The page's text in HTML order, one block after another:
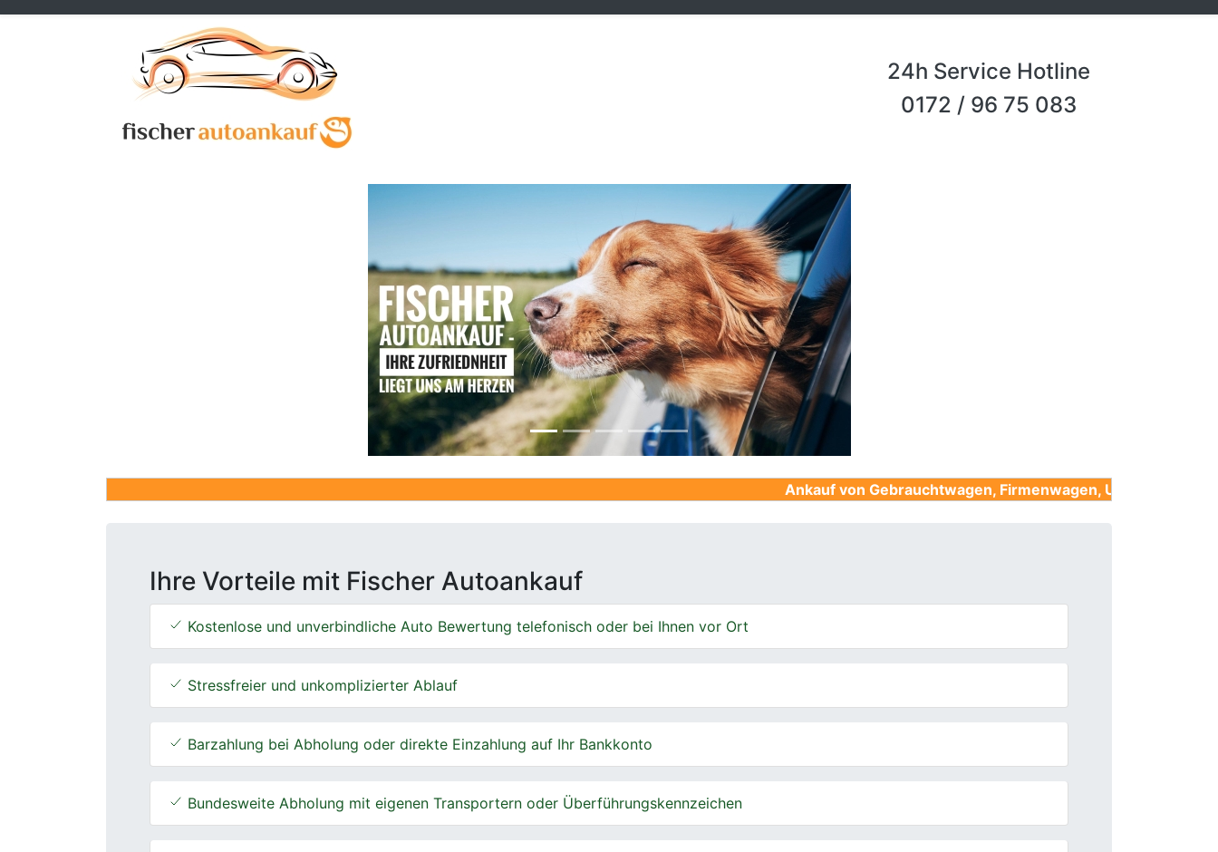
24h Service Hotline
0172 / 96 75 083
Ankauf von Gebrauchtwagen, Firmenwagen, Unfallwagen,
Ihre Vorteile mit Fischer Autoankauf
Kostenlose und unverbindliche Auto Bewertung telefonisch oder bei Ihnen vor Ort
Stressfreier und unkomplizierter Ablauf
Barzahlung bei Abholung oder direkte Einzahlung auf Ihr Bankkonto
Bundesweite Abholung mit eigenen Transportern oder Überführungskennzeichen